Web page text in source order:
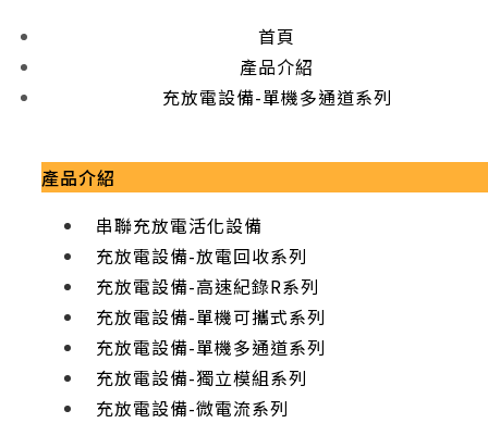
首頁
產品介紹
充放電設備-單機多通道系列
產品介紹
串聯充放電活化設備
充放電設備-放電回收系列
充放電設備-高速紀錄R系列
充放電設備-單機可攜式系列
充放電設備-單機多通道系列
充放電設備-獨立模組系列
充放電設備-微電流系列